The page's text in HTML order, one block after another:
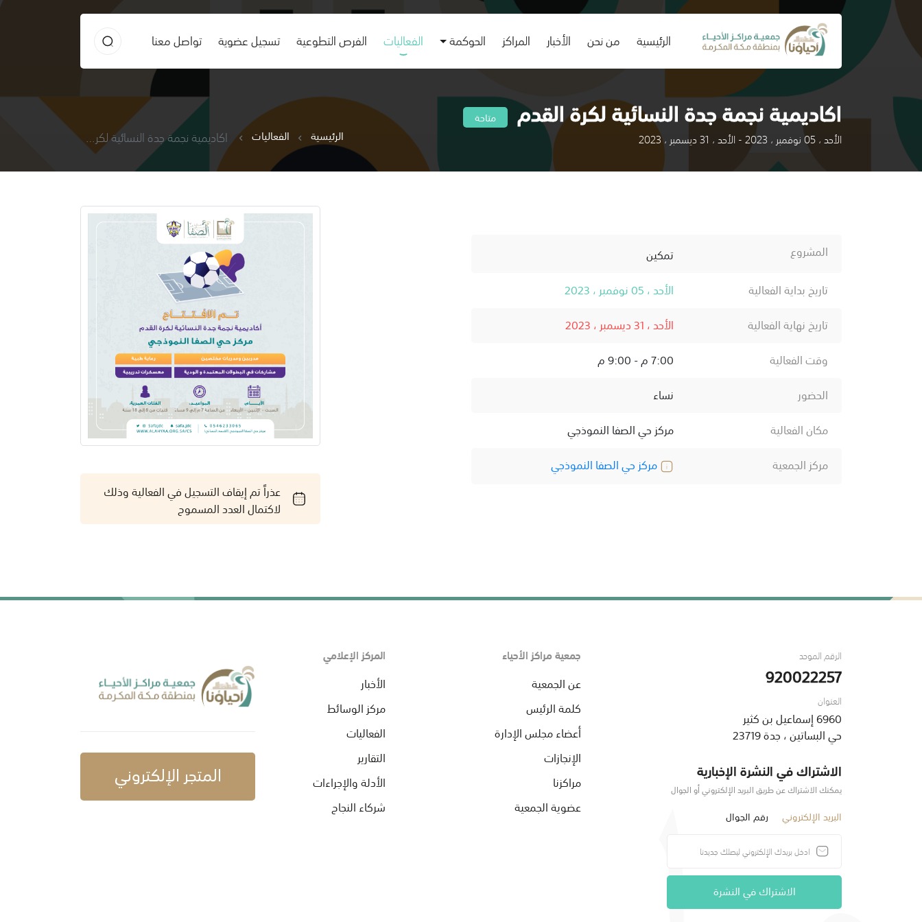
الرئيسية
(current) من نحن الأخبار المراكز الحوكمة الفعاليات الفرص التطوعية تسجيل عضوية تواصل معنا
اكاديمية نجمة جدة النسائية لكرة القدم متاحة
الأحد ، 05 نوفمبر ، 2023 - الأحد ، 31 ديسمبر ، 2023 الرئيسية الفعاليات اكاديمية نجمة جدة النسائية لكرة القدم
المشروع
تمكين
تاريخ بداية الفعالية
الأحد ، 05 نوفمبر ، 2023
تاريخ نهاية الفعالية
الأحد ، 31 ديسمبر ، 2023
وقت الفعالية
7:00 م - 9:00 م
الحضور
نساء
مكان الفعالية
مركز حي الصفا النموذجي
مركز الجمعية
مركز حي الصفا النموذجي
عذراً تم إيقاف التسجيل في الفعالية وذلك
لاكتمال العدد المسموح
الرقم الموحد
920022257
العنوان
6960 إسماعيل بن كثير
حي البساتين ، جدة 23719
الاشتراك في النشرة الإخبارية
يمكنك الاشتراك عن طريق البريد الإلكتروني أو الجوال
البريد الإلكتروني رقم الجوال
الاشتراك في النشرة
جمعية مراكز الأحياء
عن الجمعية
كلمة الرئيس
أعضاء مجلس الإدارة
الإنجازات
مراكزنا
عضوية الجمعية
المركز الإعلامي
الأخبار
مركز الوسائط
الفعاليات
التقارير
الأدلة والإجراءات
شركاء النجاح
المتجر الإلكتروني